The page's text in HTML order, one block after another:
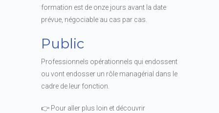
formation est de onze jours avant la date
prévue, négociable au cas par cas.
Public
Professionnels opérationnels qui endossent
ou vont endosser un rôle managérial dans le
cadre de leur fonction.
👉 Pour aller plus loin et découvrir